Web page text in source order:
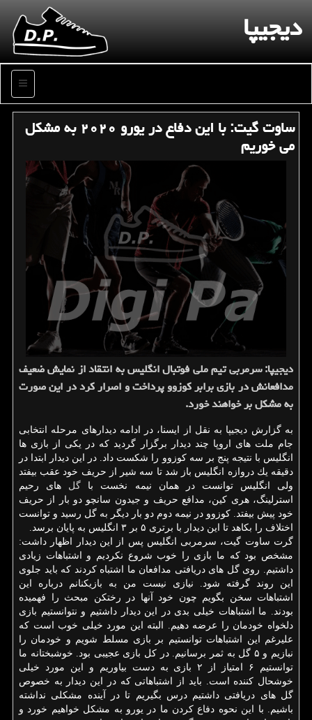
دیجیپا
منو
ساوت گیت: با این دفاع در یورو ۲۰۲۰ به مشكل
می خوریم
دیجیپا: سرمربی تیم ملی فوتبال انگلیس به انتقاد از نمایش ضعیف
مدافعانش در بازی برابر كوزوو پرداخت و اصرار كرد در این صورت
به مشكل بر خواهند خورد.
به گزارش دیجیپا به نقل از ایسنا، در ادامه دیدارهای مرحله انتخابی
جام ملت های اروپا چند دیدار برگزار گردید كه در یكی از بازی ها
انگلیس با نتیجه پنج بر سه كوزوو را شكست داد. در این دیدار ابتدا در
دقیقه یك دروازه انگلیس باز شد تا سه شیر از حریف خود عقب بیفتد
ولی انگلیس توانست در همان نیمه نخست با گل های رحیم
استرلینگ، هری كین، مدافع حریف و جیدون سانچو دو بار از حریف
خود پیش بیفتد. كوزوو در نیمه دوم دو بار دیگر به گل رسید و توانست
اختلاف را بكاهد تا این دیدار با برتری ۵ بر ۳ انگلیس به پایان برسد.
گرت ساوت گیت، سرمربی انگلیس پس از این دیدار اظهار داشت:
مشخص بود كه ما بازی را خوب شروع نكردیم و اشتباهات زیادی
داشتیم. روی گل های دریافتی مدافعان ما اشتباه كردند كه باید جلوی
این روند گرفته شود. نیازی نیست من به بازیكنانم درباره این
اشتباهات سخن بگویم چون خود آنها در رختكن مبحث را فهمیده
بودند. ما اشتباهات خیلی بدی در این دیدار داشتیم و نتوانستیم بازی
دلخواه خودمان را عرضه دهیم. البته این مورد خیلی خوب است كه
علیرغم این اشتباهات توانستیم بر بازی مسلط شویم و خودمان را
نبازیم و ۵ گل به ثمر برسانیم. در كل بازی عجیبی بود. خوشبختانه ما
توانستیم ۶ امتیاز از ۲ بازی به دست بیاوریم و این مورد خیلی
خوشحال كننده است. باید از اشتباهاتی كه در این دیدار به خصوص
گل های دریافتی داشتیم درس بگیریم تا در آینده مشكلی نداشته
باشیم. با این نحوه دفاع كردن ما در یورو به مشكل خواهیم خورد و